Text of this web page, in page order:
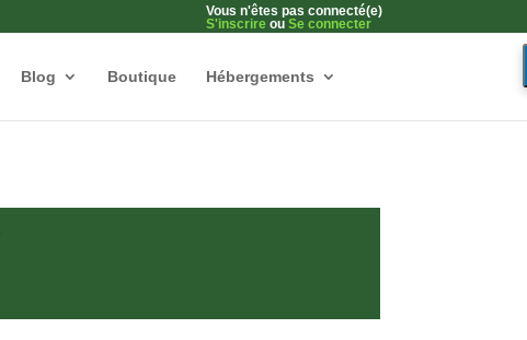
Vous n'êtes pas connecté(e)
S'inscrire ou Se connecter
Blog Boutique Hébergements